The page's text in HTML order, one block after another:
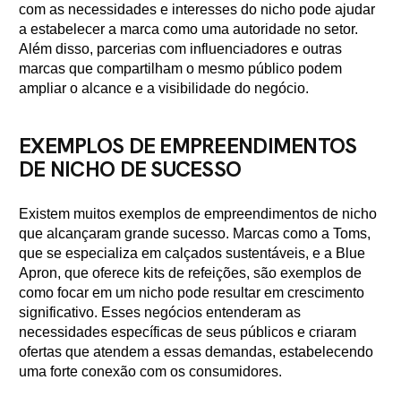
com as necessidades e interesses do nicho pode ajudar
a estabelecer a marca como uma autoridade no setor.
Além disso, parcerias com influenciadores e outras
marcas que compartilham o mesmo público podem
ampliar o alcance e a visibilidade do negócio.
EXEMPLOS DE EMPREENDIMENTOS
DE NICHO DE SUCESSO
Existem muitos exemplos de empreendimentos de nicho
que alcançaram grande sucesso. Marcas como a Toms,
que se especializa em calçados sustentáveis, e a Blue
Apron, que oferece kits de refeições, são exemplos de
como focar em um nicho pode resultar em crescimento
significativo. Esses negócios entenderam as
necessidades específicas de seus públicos e criaram
ofertas que atendem a essas demandas, estabelecendo
uma forte conexão com os consumidores.